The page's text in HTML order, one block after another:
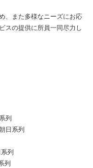
、また多様なニーズにお応
スの提供に所員一同尽力し
列
日系列
列
列